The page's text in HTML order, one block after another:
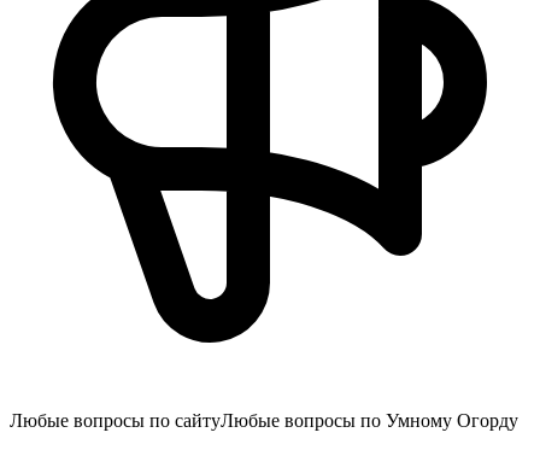
Любые вопросы по сайтуЛюбые вопросы по Умному Огорду